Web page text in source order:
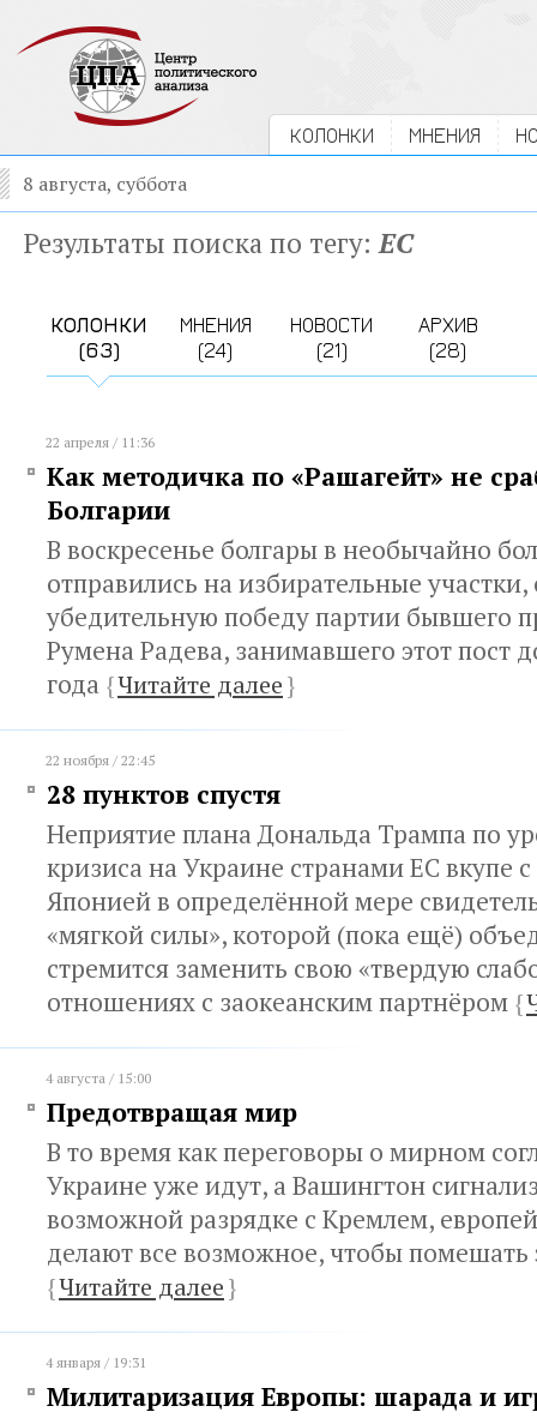
КОЛОНКИ МНЕНИЯ
8 августа, суббота
Результаты поиска по тегу:ЕС
КОЛОНКИ
(63)
МНЕНИЯ
(24)
НОВОСТИ
(21)
АРХИВ
(28)
22 апреля / 11:36
Как методичка по «Рашагейт» не
Болгарии
В воскресенье болгары в необычайно
отправились на избирательные участки,
убедительную победу партии бывшего
Румена Радева, занимавшего этот пост
года {Читайте далее}
22 ноября / 22:45
28 пунктов спустя
Неприятие плана Дональда Трампа по
кризиса на Украине странами ЕС вкупе
Японией в определённой мере
«мягкой силы», которой (пока ещё)
стремится заменить свою «твердую
отношениях с заокеанским партнёром {
4 августа / 15:00
Предотвращая мир
В то время как переговоры о мирном
Украине уже идут, а Вашингтон
возможной разрядке с Кремлем,
делают все возможное, чтобы помешать
{Читайте далее}
4 января / 19:31
Милитаризация Европы: шарада и